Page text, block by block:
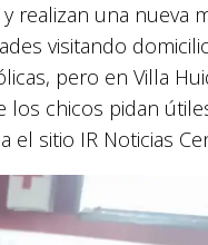
realizan una nueva
visitando
pero en Villa
chicos pidan
sitio IR Noticias